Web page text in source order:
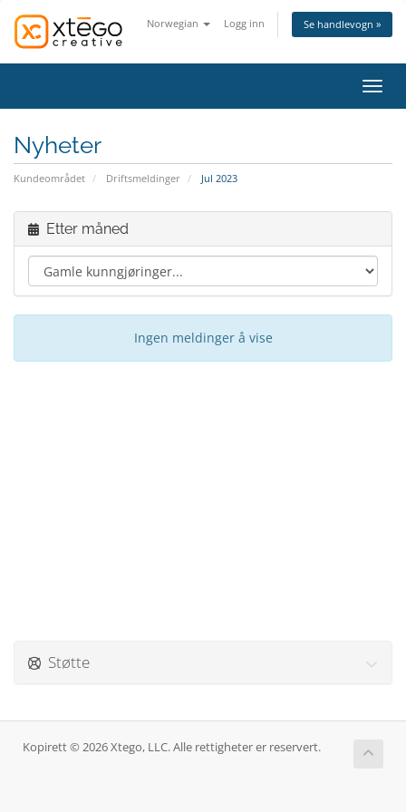
Norwegian Logg inn Se handlevogn »
Bytt
Nyheter
Kundeområdet Driftsmeldinger Jul 2023
Etter måned
Ingen meldinger å vise
Støtte
Kopirett © 2026 Xtego, LLC. Alle rettigheter er reservert.